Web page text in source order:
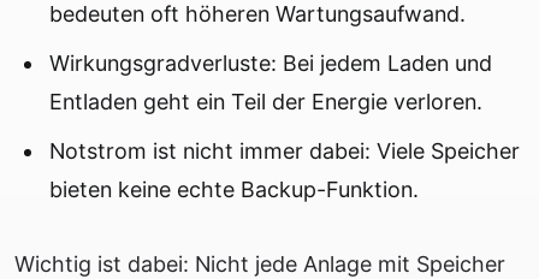
bedeuten oft höheren Wartungsaufwand.
Wirkungsgradverluste: Bei jedem Laden und
Entladen geht ein Teil der Energie verloren.
Notstrom ist nicht immer dabei: Viele Speicher
bieten keine echte Backup-Funktion.
Wichtig ist dabei: Nicht jede Anlage mit Speicher